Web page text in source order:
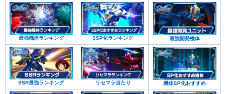
最強機体ランキング SSP化ランキング 最強開発機体
SSR最強ランキング リセマラ当たり 機体SP化おすすめ